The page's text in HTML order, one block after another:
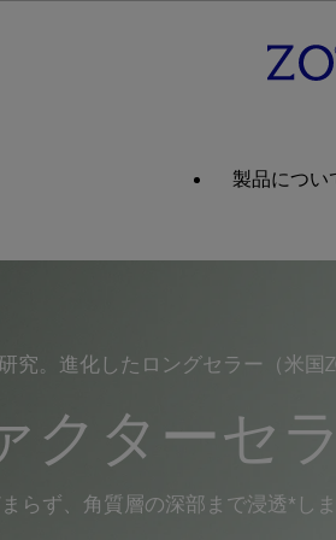
製品につい
究。進化したロングセラー（米国
クターセ
らず、角質層の深部まで浸透*し